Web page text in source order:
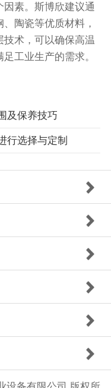
素。斯博欣建议通
陶瓷等优质材料，
技术，可以确保高温
工业生产的需求。
及保养技巧
行选择与定制